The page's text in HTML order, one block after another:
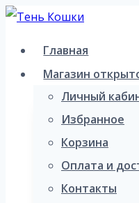
Перейти
содержимому
Главная
Магазин
Личный
Избранное
Корзина
Оплата и
Контакты